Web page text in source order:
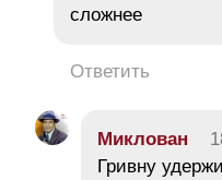
сложнее
Ответить
Миклован
Гривну